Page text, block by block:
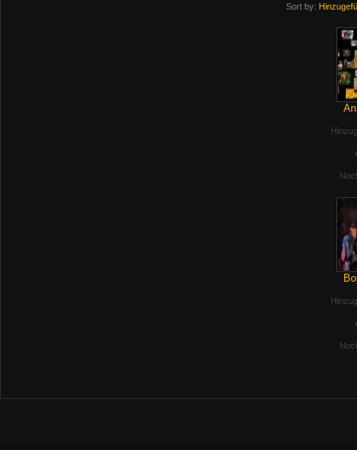
Sort by: